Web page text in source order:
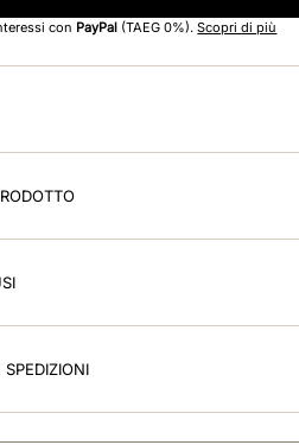
con PayPal (TAEG 0%).Scopri di più
SPEDIZIONI